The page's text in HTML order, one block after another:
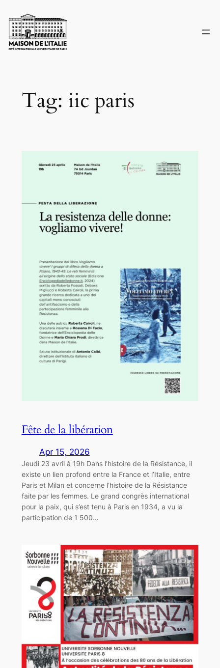
to
content
Tag: iic paris
Fête de la libération
Apr 15, 2026
Jeudi 23 avril à 19h Dans l’histoire de la Résistance, il
existe un lien profond entre la France et l’Italie, entre
Paris et Milan et concerne l’histoire de la Résistance
faite par les femmes. Le grand congrès international
pour la paix, qui s’est tenu à Paris en 1934, a vu la
participation de 1 500…